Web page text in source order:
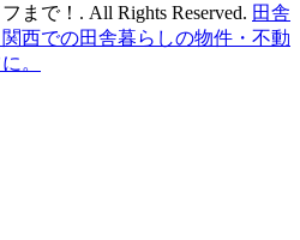
まで！. All Rights Reserved. 田舎
西での田舎暮らしの物件・不動
。